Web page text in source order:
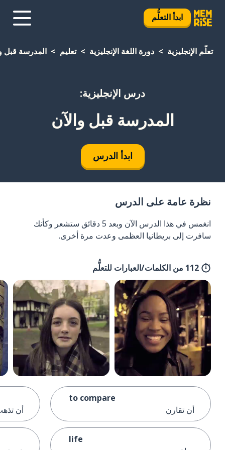
ابدأ التعلُّم
تعلَّم الإنجليزية دورة اللغة الإنجليزية تعليم المدرسة قبل
درس الإنجليزية:
المدرسة قبل والآن
ابدأ الدرس
نظرة عامة على الدرس
انغمس في هذا الدرس الآن وبعد 5 دقائق ستشعر وكأنك
سافرت إلى بريطانيا العظمى وعدت مرة أخرى.
112 من الكلمات/العبارات للتعلُّم
to compare
أن تقارن
life
أن